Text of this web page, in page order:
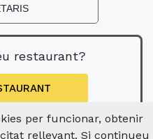
restaurant?
per funcionar, obtenir
rellevant. Si continueu